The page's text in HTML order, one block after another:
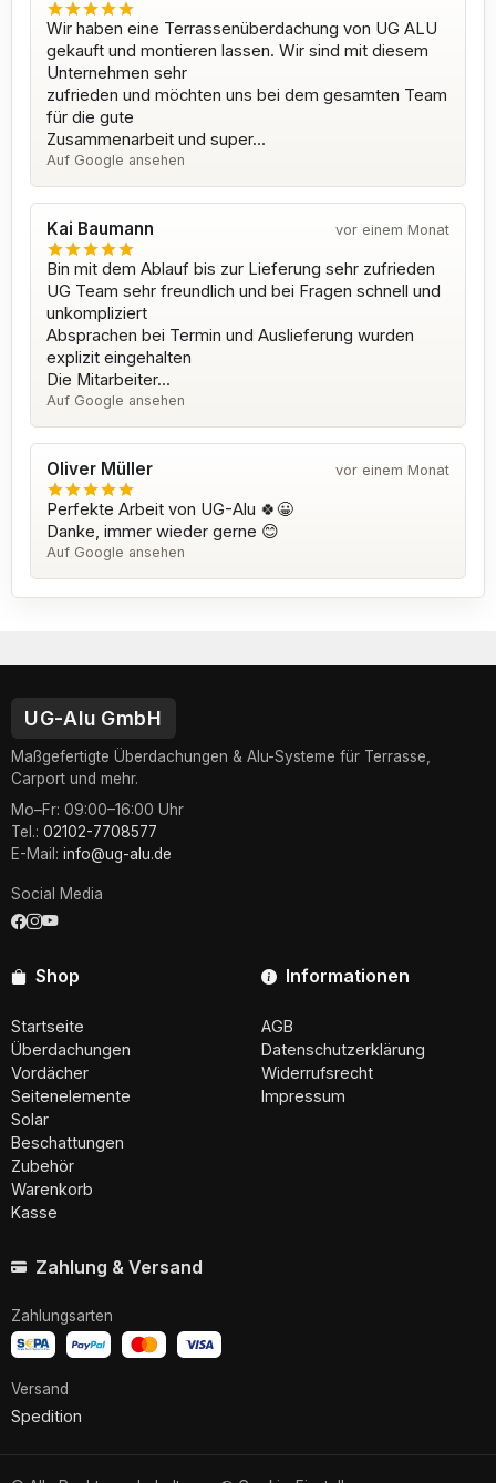
Wir haben eine Terrassenüberdachung von UG ALU
gekauft und montieren lassen. Wir sind mit diesem
Unternehmen sehr
zufrieden und möchten uns bei dem gesamten Team
für die gute
Zusammenarbeit und super...
Auf Google ansehen
Kai Baumann vor einem Monat
Bin mit dem Ablauf bis zur Lieferung sehr zufrieden
UG Team sehr freundlich und bei Fragen schnell und
unkompliziert
Absprachen bei Termin und Auslieferung wurden
explizit eingehalten
Die Mitarbeiter...
Auf Google ansehen
Oliver Müller vor einem Monat
Perfekte Arbeit von UG-Alu 🍀😀
Danke, immer wieder gerne 😊
Auf Google ansehen
UG-Alu GmbH
Maßgefertigte Überdachungen & Alu-Systeme für Terrasse,
Carport und mehr.
Mo–Fr: 09:00–16:00 Uhr
Tel.: 02102-7708577
E-Mail: info@ug-alu.de
Social Media
Shop
Startseite
Überdachungen
Vordächer
Seitenelemente
Solar
Beschattungen
Zubehör
Warenkorb
Kasse
Informationen
AGB
Datenschutzerklärung
Widerrufsrecht
Impressum
Zahlung & Versand
Zahlungsarten
Versand
Spedition